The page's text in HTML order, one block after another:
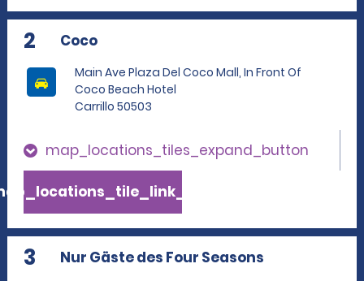
2 Coco
Main Ave Plaza Del Coco Mall, In Front Of
Coco Beach Hotel
Carrillo 50503
map_locations_tiles_expand_button
3 Nur Gäste des Four Seasons